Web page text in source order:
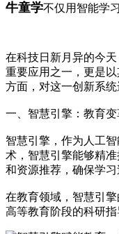
牛童学不仅用智能学
在科技日新月异的今
重要应用之一，更是
方面，对这一创新系统
一、智慧引擎：教育变
智慧引擎，作为人工
术，智慧引擎能够精
和资源推荐，确保学习
在教育领域，智慧引
高等教育阶段的科研